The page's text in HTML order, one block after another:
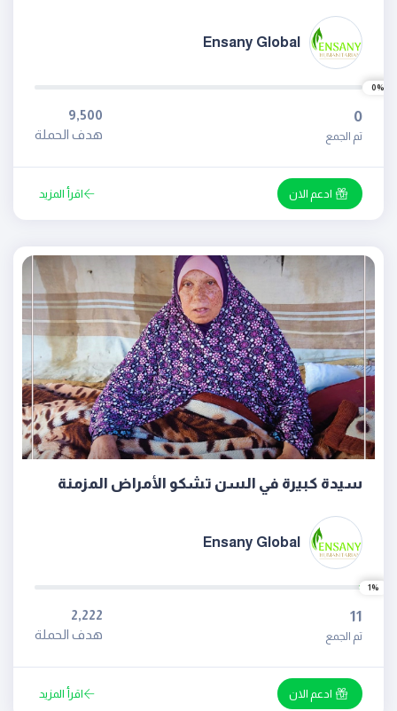
Ensany Global
0%
0
تم الجمع
9,500
هدف الحملة
ادعم الان اقرأ المزيد
سيدة كبيرة في السن تشكو الأمراض المزمنة
Ensany Global
1%
11
تم الجمع
2,222
هدف الحملة
ادعم الان اقرأ المزيد